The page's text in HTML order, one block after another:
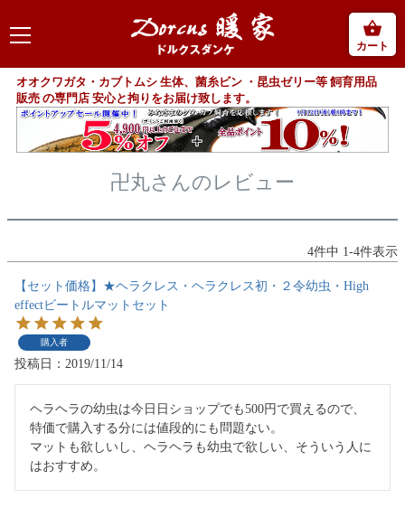
カート
オオクワガタ・カブトムシ 生体、菌糸ビン ・昆虫ゼリー等 飼育用品
販売 の専門店 安心と拘りをお届け致します。
卍丸さんのレビュー
4件中 1 -4件表示
【セット価格】★ヘラクレス・ヘラクレス初・２令幼虫・High
effectビートルマットセット
購入者
投稿日 2019/11/14
ヘラヘラの幼虫は今日日ショップでも500円で買えるので、
特価で購入する分には値段的にも問題ない。
マットも欲しいし、ヘラヘラも幼虫で欲しい、そういう人に
はおすすめ。